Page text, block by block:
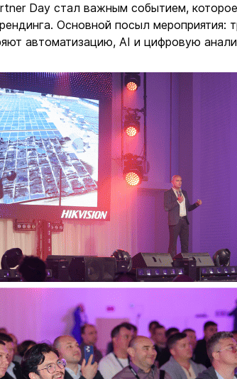
Day стал важным событием,
Основной посыл
автоматизацию, AI и цифровую